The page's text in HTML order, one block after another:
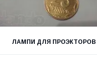
ЛАМПИ ДЛЯ ПРОЭКТОРОВ